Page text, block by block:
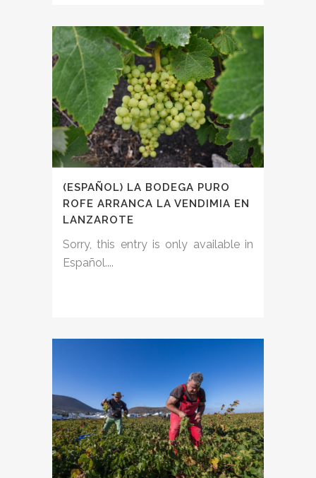
(ESPAÑOL) LA BODEGA PURO
ROFE ARRANCA LA VENDIMIA EN
LANZAROTE
Sorry, this entry is only available in
Español....